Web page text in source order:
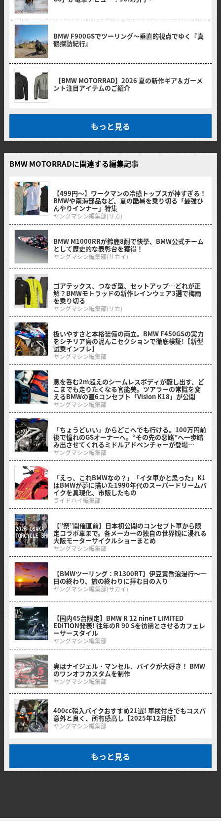
BMW F900GSでツーリング〜垂直的視点でゆく『真
鶴探訪紀行』
【BMW MOTORRAD】2026 夏の新作ギア＆ガーメ
ント注目アイテムのご紹介
もっと見る
BMW MOTORRADに関連する編集記事
【499円〜】ワークマンの冷感トップスが神すぎる！
BMWや南海部品など、夏の酷暑を乗り切る「最強ひ
んやりインナー」特集
ヤングマシン編集部(リカ)
BMW M1000RRが鈴鹿8耐で快挙、BMW公式チーム
として歴史的な表彰台を獲得！
ヤングマシン編集部(サカイ)
ゴアテックス、つなぎ型、セットアップ…どれが正
解？BMWモトラッドの新作レインウェア3選で梅雨
を乗り切る
ヤングマシン編集部(リカ)
扱いやすさと本格装備の両立。BMW F450GSの実力
をシチリア島の泥んこセクションで徹底検証!【新型
試乗インプレ】
ヤングマシン編集部
息を呑む2m超えのシームレスボディが醸し出す、ど
こまでも走りたくなる官能美。ツアラーの常識を変
えるBMWの直6コンセプト「Vision K18」が公開
ヤングマシン編集部
「ちょうどいい」からどこへでも行ける。100万円前
後で憧れのGSオーナーへ。“その先の悪路”へ一歩踏
み出させてくれるミドルアドベンチャーが登場
【BMW F 450 GS】
ヤングマシン編集部
「えっ、これBMWなの？」「イタ車かと思った」K1
はBMWが夢に描いた1990年代のスーパードリームバ
イクを具現化、市販したもの
ライドハイ編集部
【”祭”開催直前】日本初公開のコンセプト車から限
定コラボ車まで。各メーカーの独自の世界観に浸れる
大阪モーターサイクルショーまとめ
ヤングマシン編集部
【BMWツーリング：R1300RT】伊豆黄昏浪漫行〜一
日の終わり、旅の終わりに拝む日の入り
ヤングマシン編集部(サカイ)
【国内45台限定】BMW R 12 nineT LIMITED
EDITION発表! 往年のR 90 Sを彷彿とさせるカフェレ
ーサースタイル
ヤングマシン編集部
実はナイジェル・マンセル、バイクが大好き！ BMW
のワンオフカスタムを制作
ヤングマシン編集部
400cc輸入バイクおすすめ21選! 車検付きでもコスパ
意外と良く、所有感高し【2025年12月版】
ヤングマシン編集部
もっと見る